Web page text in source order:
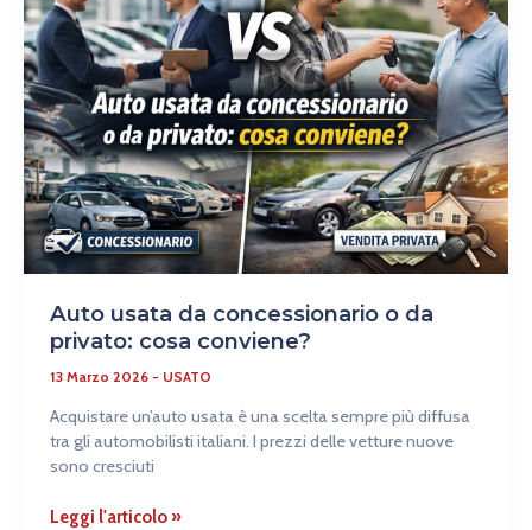
Auto usata da concessionario o da
privato: cosa conviene?
13 Marzo 2026 - USATO
Acquistare un’auto usata è una scelta sempre più diffusa
tra gli automobilisti italiani. I prezzi delle vetture nuove
sono cresciuti
da
concessionario
o
da
privato:
cosa
conviene?
Leggi l'articolo »